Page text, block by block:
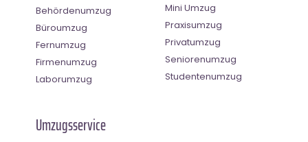
Behördenumzug
Büroumzug
Fernumzug
Firmenumzug
Laborumzug
Mini Umzug
Praxisumzug
Privatumzug
Seniorenumzug
Studentenumzug
Umzugsservice